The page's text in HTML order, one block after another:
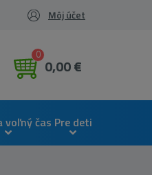
Môj účet
0
0,00 €
voľný čas Pre deti